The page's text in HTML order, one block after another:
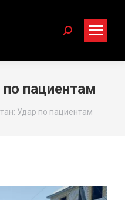
Search:
по пациентам
Удар по пациентам